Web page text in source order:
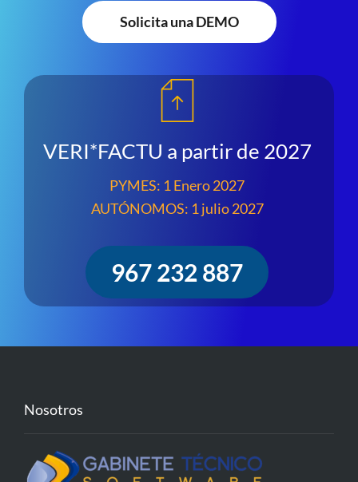
Solicita una DEMO
VERI*FACTU a partir de 2027
PYMES: 1 Enero 2027
AUTÓNOMOS: 1 julio 2027
967 232 887
Nosotros